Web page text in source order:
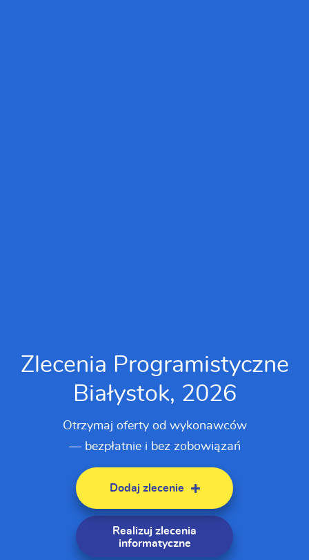
Zlecenia Programistyczne
Białystok, 2026
Otrzymaj oferty od wykonawców
— bezpłatnie i bez zobowiązań
Dodaj zlecenie
Realizuj zlecenia
informatyczne